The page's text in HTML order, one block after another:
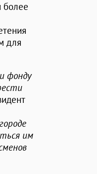
более
для
фонду
им